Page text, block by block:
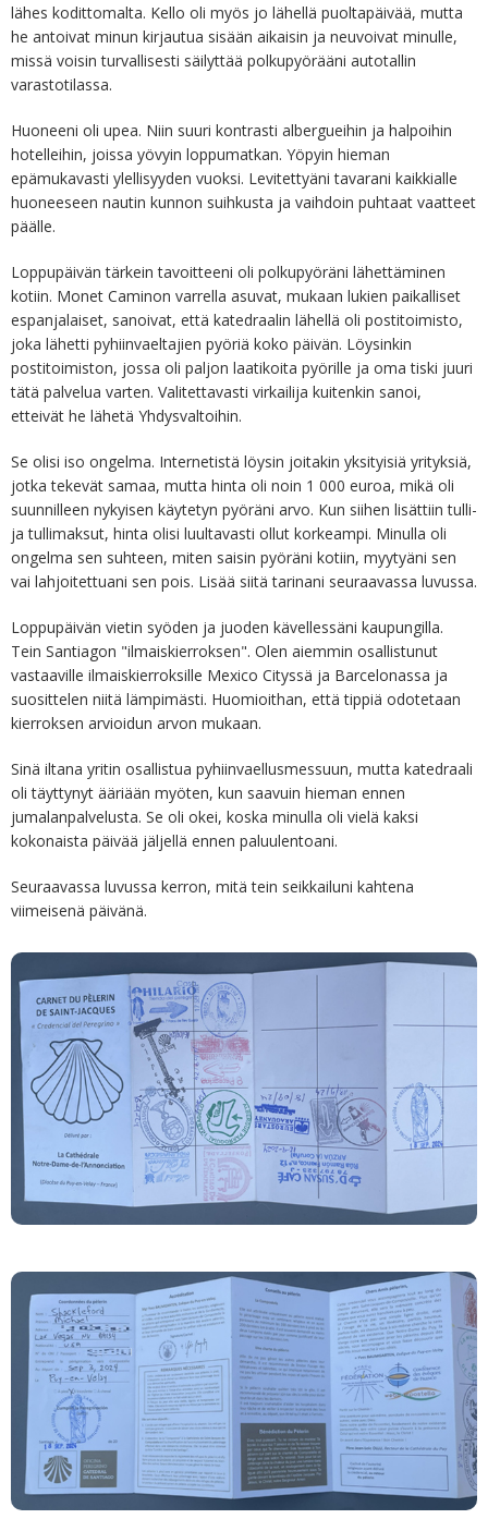
lähes kodittomalta. Kello oli myös jo lähellä puoltapäivää, mutta
he antoivat minun kirjautua sisään aikaisin ja neuvoivat minulle,
missä voisin turvallisesti säilyttää polkupyörääni autotallin
varastotilassa.
Huoneeni oli upea. Niin suuri kontrasti albergueihin ja halpoihin
hotelleihin, joissa yövyin loppumatkan. Yöpyin hieman
epämukavasti ylellisyyden vuoksi. Levitettyäni tavarani kaikkialle
huoneeseen nautin kunnon suihkusta ja vaihdoin puhtaat vaatteet
päälle.
Loppupäivän tärkein tavoitteeni oli polkupyöräni lähettäminen
kotiin. Monet Caminon varrella asuvat, mukaan lukien paikalliset
espanjalaiset, sanoivat, että katedraalin lähellä oli postitoimisto,
joka lähetti pyhiinvaeltajien pyöriä koko päivän. Löysinkin
postitoimiston, jossa oli paljon laatikoita pyörille ja oma tiski juuri
tätä palvelua varten. Valitettavasti virkailija kuitenkin sanoi,
etteivät he lähetä Yhdysvaltoihin.
Se olisi iso ongelma. Internetistä löysin joitakin yksityisiä yrityksiä,
jotka tekevät samaa, mutta hinta oli noin 1 000 euroa, mikä oli
suunnilleen nykyisen käytetyn pyöräni arvo. Kun siihen lisättiin tulli-
ja tullimaksut, hinta olisi luultavasti ollut korkeampi. Minulla oli
ongelma sen suhteen, miten saisin pyöräni kotiin, myytyäni sen
vai lahjoitettuani sen pois. Lisää siitä tarinani seuraavassa luvussa.
Loppupäivän vietin syöden ja juoden kävellessäni kaupungilla.
Tein Santiagon "ilmaiskierroksen". Olen aiemmin osallistunut
vastaaville ilmaiskierroksille Mexico Cityssä ja Barcelonassa ja
suosittelen niitä lämpimästi. Huomioithan, että tippiä odotetaan
kierroksen arvioidun arvon mukaan.
Sinä iltana yritin osallistua pyhiinvaellusmessuun, mutta katedraali
oli täyttynyt ääriään myöten, kun saavuin hieman ennen
jumalanpalvelusta. Se oli okei, koska minulla oli vielä kaksi
kokonaista päivää jäljellä ennen paluulentoani.
Seuraavassa luvussa kerron, mitä tein seikkailuni kahtena
viimeisenä päivänä.